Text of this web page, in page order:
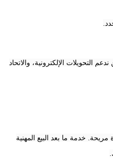
4.دعم عدة طرق للتجارة والدفع. نحن ندعم التحويلات الإلكترونية، والاتحاد
7نحن نقدم خدمة شراء محطة واحدة مريحة. خدمة ما بعد البيع المهنية